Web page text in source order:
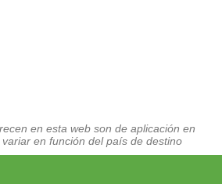
en esta web son de aplicación en
en función del país de destino